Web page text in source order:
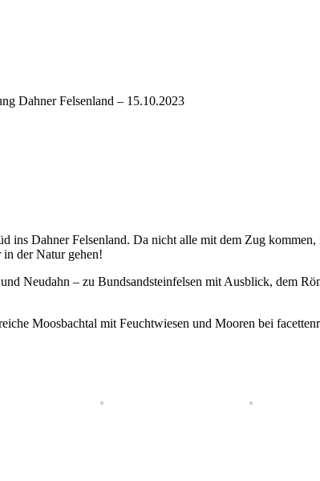
Dahner Felsenland – 15.10.2023
ins Dahner Felsenland. Da nicht alle mit dem Zug
der Natur gehen!
Neudahn – zu Bundsandsteinfelsen mit Ausblick, dem
Moosbachtal mit Feuchtwiesen und Mooren bei